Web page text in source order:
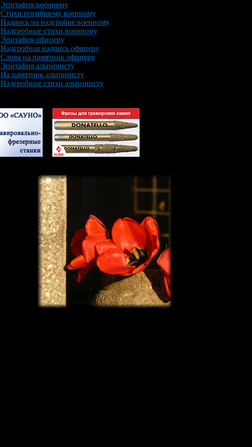
Эпитафия военному
Стихи погибшему военному
Надпись на надгробие военному
Надгробные стихи военному
Эпитафия офицеру
Надгробная надпись офицеру
Слова на памятник офицеру
Эпитафия альпинисту
На памятник альпинисту
Надгробные стихи альпинисту